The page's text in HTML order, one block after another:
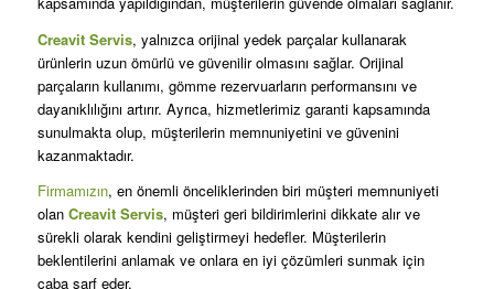
Creavit Servis, yalnızca orijinal yedek parçalar kullanarak
ürünlerin uzun ömürlü ve güvenilir olmasını sağlar. Orijinal
parçaların kullanımı, gömme rezervuarların performansını ve
dayanıklılığını artırır. Ayrıca, hizmetlerimiz garanti kapsamında
sunulmakta olup, müşterilerin memnuniyetini ve güvenini
kazanmaktadır.
Firmamızın, en önemli önceliklerinden biri müşteri memnuniyeti
olan Creavit Servis, müşteri geri bildirimlerini dikkate alır ve
sürekli olarak kendini geliştirmeyi hedefler. Müşterilerin
beklentilerini anlamak ve onlara en iyi çözümleri sunmak için
çaba sarf eder.